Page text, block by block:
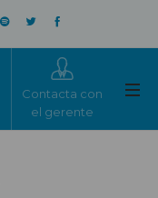
Contacta con
el gerente